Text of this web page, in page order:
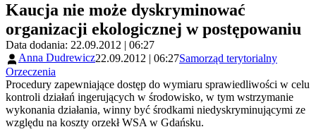
Kaucja nie może dyskryminować
organizacji ekologicznej w postępowaniu
Data dodania: 22.09.2012 | 06:27
Anna Dudrewicz22.09.2012 | 06:27Samorząd terytorialny
Orzeczenia
Procedury zapewniające dostęp do wymiaru sprawiedliwości w celu
kontroli działań ingerujących w środowisko, w tym wstrzymanie
wykonania działania, winny być środkami niedyskryminującymi ze
względu na koszty orzekł WSA w Gdańsku.